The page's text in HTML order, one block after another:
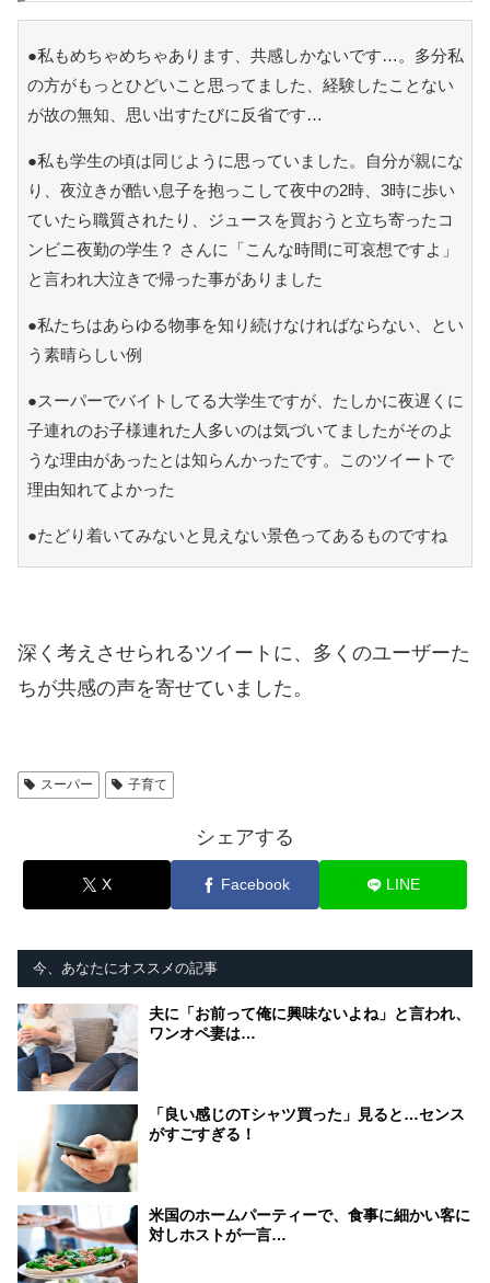
●私もめちゃめちゃあります、共感しかないです…。多分私
の方がもっとひどいこと思ってました、経験したことない
が故の無知、思い出すたびに反省です…
●私も学生の頃は同じように思っていました。自分が親にな
り、夜泣きが酷い息子を抱っこして夜中の2時、3時に歩い
ていたら職質されたり、ジュースを買おうと立ち寄ったコ
ンビニ夜勤の学生？ さんに「こんな時間に可哀想ですよ」
と言われ大泣きで帰った事がありました
●私たちはあらゆる物事を知り続けなければならない、とい
う素晴らしい例
●スーパーでバイトしてる大学生ですが、たしかに夜遅くに
子連れのお子様連れた人多いのは気づいてましたがそのよ
うな理由があったとは知らんかったです。このツイートで
理由知れてよかった
●たどり着いてみないと見えない景色ってあるものですね
深く考えさせられるツイートに、多くのユーザーた
ちが共感の声を寄せていました。
スーパー 子育て
シェアする
X Facebook LINE
今、あなたにオススメの記事
夫に「お前って俺に興味ないよね」と言われ、
ワンオペ妻は…
「良い感じのTシャツ買った」見ると…センス
がすごすぎる！
米国のホームパーティーで、食事に細かい客に
対しホストが一言…